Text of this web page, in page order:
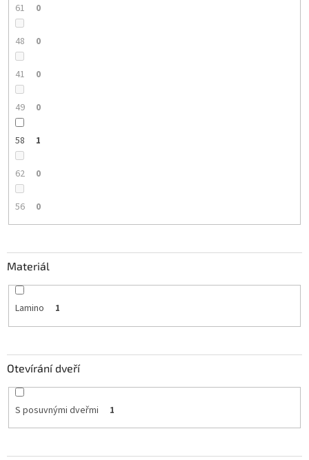
61 0
48 0
41 0
49 0
58 1
62 0
56 0
Materiál
Lamino 1
Otevírání dveří
S posuvnými dveřmi 1